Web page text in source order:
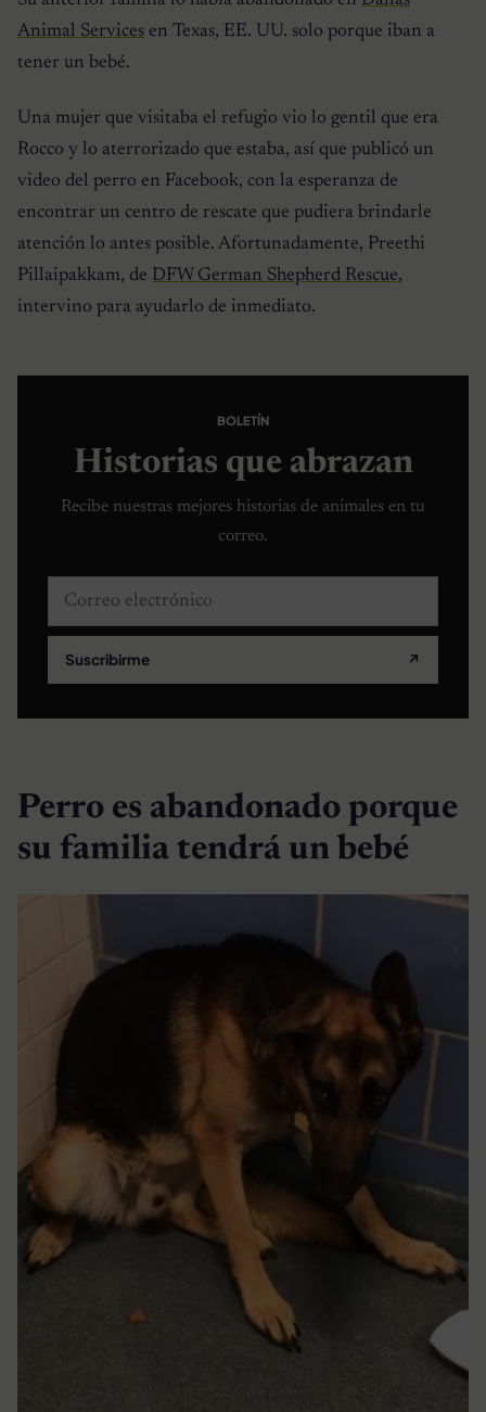
Animal Services en Texas, EE. UU. solo porque iban a
tener un bebé.
Una mujer que visitaba el refugio vio lo gentil que era
Rocco y lo aterrorizado que estaba, así que publicó un
video del perro en Facebook, con la esperanza de
encontrar un centro de rescate que pudiera brindarle
atención lo antes posible. Afortunadamente, Preethi
Pillaipakkam, de DFW German Shepherd Rescue,
intervino para ayudarlo de inmediato.
BOLETÍN
Historias que abrazan
Recibe nuestras mejores historias de animales en tu
correo.
Correo electrónico
Suscribirme ↗
Perro es abandonado porque
su familia tendrá un bebé